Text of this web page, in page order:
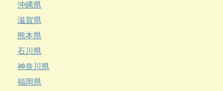
沖縄県
滋賀県
熊本県
石川県
神奈川県
福岡県